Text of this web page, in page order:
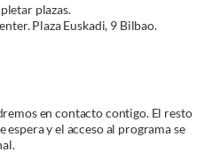
plazas.
Plaza Euskadi, 9 Bilbao.
en contacto contigo. El resto
y el acceso al programa se